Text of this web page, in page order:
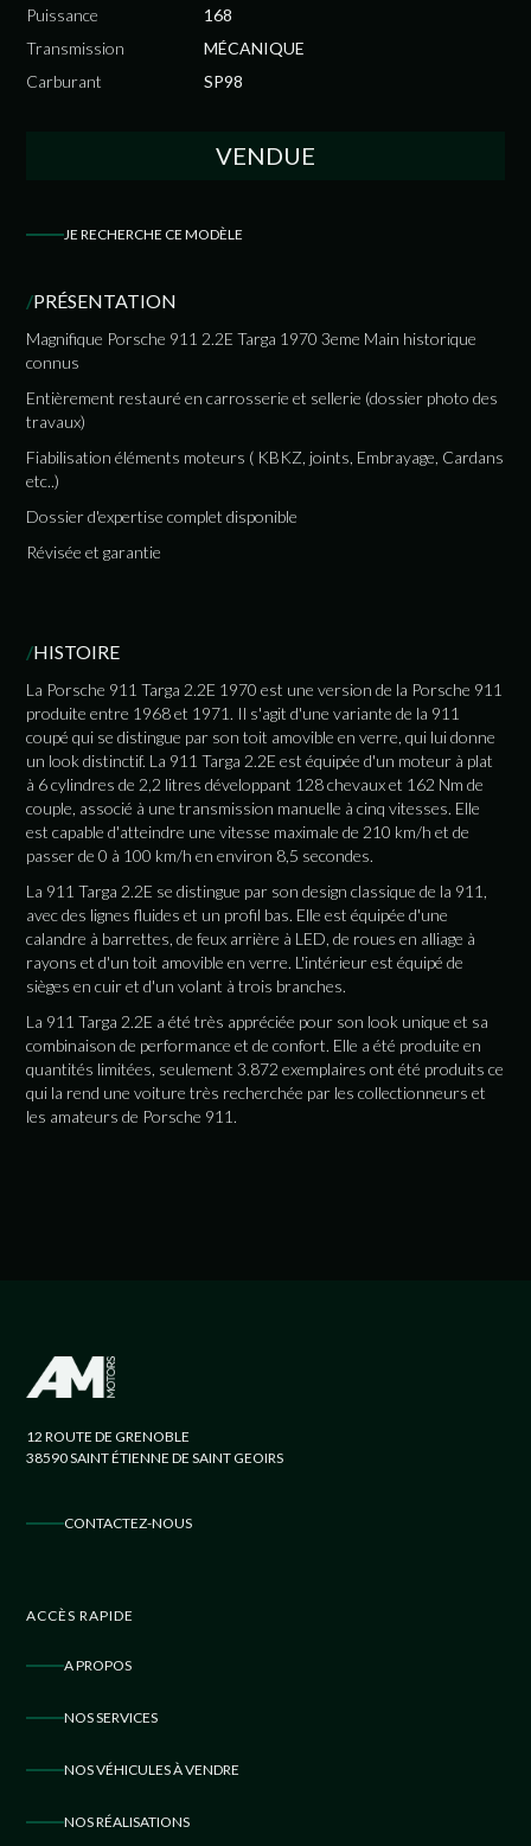
Puissance
168
Transmission
MÉCANIQUE
Carburant
SP98
VENDUE
JE RECHERCHE CE MODÈLE
/PRÉSENTATION
Magnifique Porsche 911 2.2E Targa 1970 3eme Main historique
connus
Entièrement restauré en carrosserie et sellerie (dossier photo des
travaux)
Fiabilisation éléments moteurs ( KBKZ, joints, Embrayage, Cardans
etc..)
Dossier d'expertise complet disponible
Révisée et garantie
/HISTOIRE
La Porsche 911 Targa 2.2E 1970 est une version de la Porsche 911
produite entre 1968 et 1971. Il s'agit d'une variante de la 911
coupé qui se distingue par son toit amovible en verre, qui lui donne
un look distinctif. La 911 Targa 2.2E est équipée d'un moteur à plat
à 6 cylindres de 2,2 litres développant 128 chevaux et 162 Nm de
couple, associé à une transmission manuelle à cinq vitesses. Elle
est capable d'atteindre une vitesse maximale de 210 km/h et de
passer de 0 à 100 km/h en environ 8,5 secondes.
La 911 Targa 2.2E se distingue par son design classique de la 911,
avec des lignes fluides et un profil bas. Elle est équipée d'une
calandre à barrettes, de feux arrière à LED, de roues en alliage à
rayons et d'un toit amovible en verre. L'intérieur est équipé de
sièges en cuir et d'un volant à trois branches.
La 911 Targa 2.2E a été très appréciée pour son look unique et sa
combinaison de performance et de confort. Elle a été produite en
quantités limitées, seulement 3.872 exemplaires ont été produits ce
qui la rend une voiture très recherchée par les collectionneurs et
les amateurs de Porsche 911.
12 ROUTE DE GRENOBLE
38590 SAINT ÉTIENNE DE SAINT GEOIRS
CONTACTEZ-NOUS
ACCÈS RAPIDE
A PROPOS
NOS SERVICES
NOS VÉHICULES À VENDRE
NOS RÉALISATIONS